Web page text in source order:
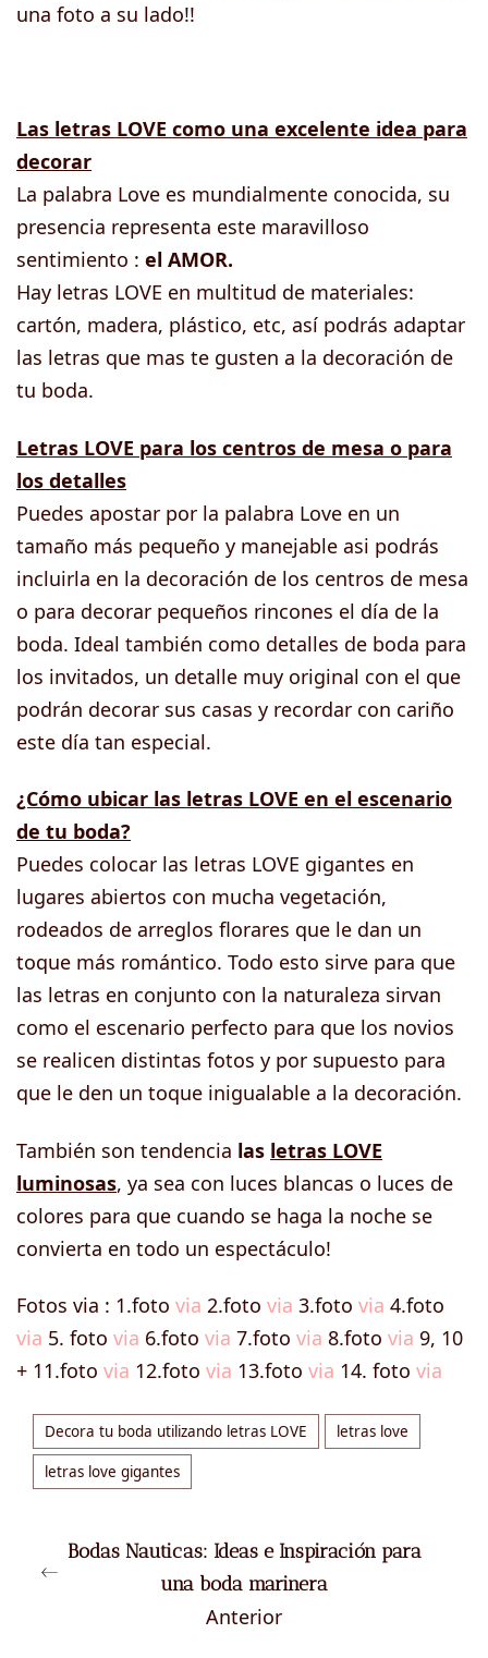
una foto a su lado!!
Las letras LOVE como una excelente idea para
decorar
La palabra Love es mundialmente conocida, su
presencia representa este maravilloso
sentimiento : el AMOR.
Hay letras LOVE en multitud de materiales:
cartón, madera, plástico, etc, así podrás adaptar
las letras que mas te gusten a la decoración de
tu boda.
Letras LOVE para los centros de mesa o para
los detalles
Puedes apostar por la palabra Love en un
tamaño más pequeño y manejable asi podrás
incluirla en la decoración de los centros de mesa
o para decorar pequeños rincones el día de la
boda. Ideal también como detalles de boda para
los invitados, un detalle muy original con el que
podrán decorar sus casas y recordar con cariño
este día tan especial.
¿Cómo ubicar las letras LOVE en el escenario
de tu boda?
Puedes colocar las letras LOVE gigantes en
lugares abiertos con mucha vegetación,
rodeados de arreglos florares que le dan un
toque más romántico. Todo esto sirve para que
las letras en conjunto con la naturaleza sirvan
como el escenario perfecto para que los novios
se realicen distintas fotos y por supuesto para
que le den un toque inigualable a la decoración.
También son tendencia las letras LOVE
luminosas, ya sea con luces blancas o luces de
colores para que cuando se haga la noche se
convierta en todo un espectáculo!
Fotos via : 1.foto via 2.foto via 3.foto via 4.foto
via 5. foto via 6.foto via 7.foto via 8.foto via 9, 10
+ 11.foto via 12.foto via 13.foto via 14. foto via
Decora tu boda utilizando letras LOVE letras love
letras love gigantes
Bodas Nauticas: Ideas e Inspiración para
una boda marinera
Anterior